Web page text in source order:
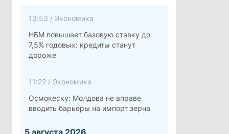
13:53 / Экономика
НБМ повышает базовую ставку до
7,5% годовых: кредиты станут
дороже
11:22 / Экономика
Осмокеску: Молдова не вправе
вводить барьеры на импорт зерна
5 августа 2026